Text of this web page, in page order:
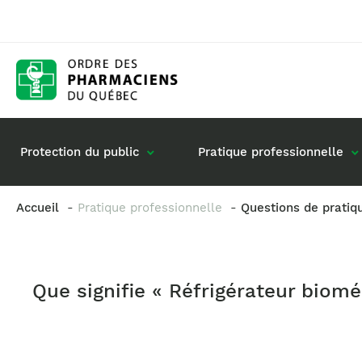
Protection du public Pratique professionnelle
Exercice en société
Accueil Pratique professionnelle Questions de
Que signifie « Réfrigérateur